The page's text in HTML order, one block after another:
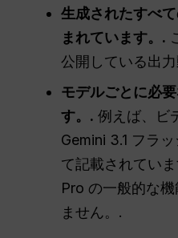
生成されたすべ
まれています。.
公開している出
モデルごとに必
す。. 例えば、ビ
Gemini 3.1 フラ
て記載されてい
Pro の一般的な
ません。.